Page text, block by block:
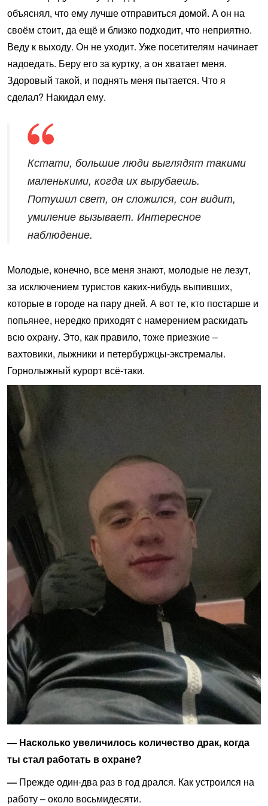
объяснял, что ему лучше отправиться домой. А он на
своём стоит, да ещё и близко подходит, что неприятно.
Веду к выходу. Он не уходит. Уже посетителям начинает
надоедать. Беру его за куртку, а он хватает меня.
Здоровый такой, и поднять меня пытается. Что я
сделал? Накидал ему.
Кстати, большие люди выглядят такими
маленькими, когда их вырубаешь.
Потушил свет, он сложился, сон видит,
умиление вызывает. Интересное
наблюдение.
Молодые, конечно, все меня знают, молодые не лезут,
за исключением туристов каких-нибудь выпивших,
которые в городе на пару дней. А вот те, кто постарше и
попьянее, нередко приходят с намерением раскидать
всю охрану. Это, как правило, тоже приезжие –
вахтовики, лыжники и петербуржцы-экстремалы.
Горнолыжный курорт всё-таки.
— Насколько увеличилось количество драк, когда
ты стал работать в охране?
— Прежде один-два раз в год дрался. Как устроился на
работу – около восьмидесяти.